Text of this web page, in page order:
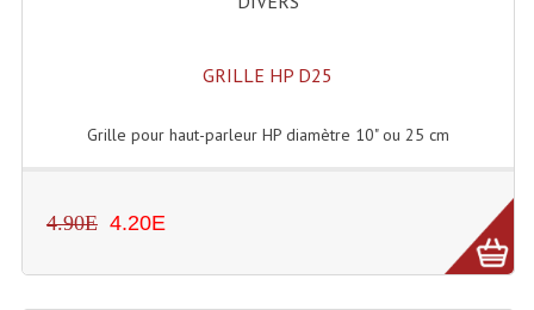
GRILLE HP D25
Grille pour haut-parleur HP diamètre 10" ou 25 cm
4.90E 4.20E